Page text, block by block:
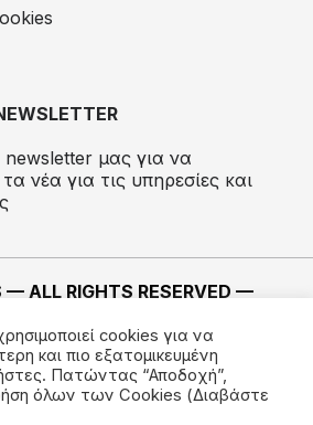
newsletter μας για να
νέα για τις υπηρεσίες και
— ALL RIGHTS RESERVED —
cookies για να
και πιο εξατομικευμένη
Πατώντας “Αποδοχή”,
όλων των Cookies (Διαβάστε